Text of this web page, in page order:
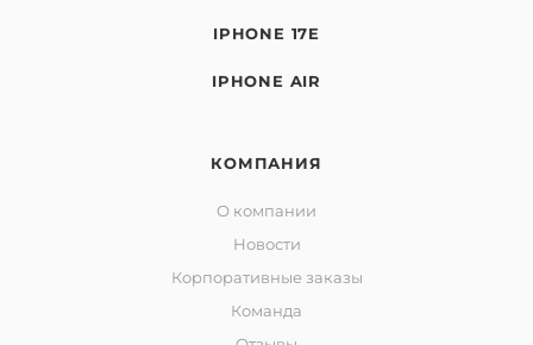
IPHONE 17E
IPHONE AIR
КОМПАНИЯ
О компании
Новости
Корпоративные заказы
Команда